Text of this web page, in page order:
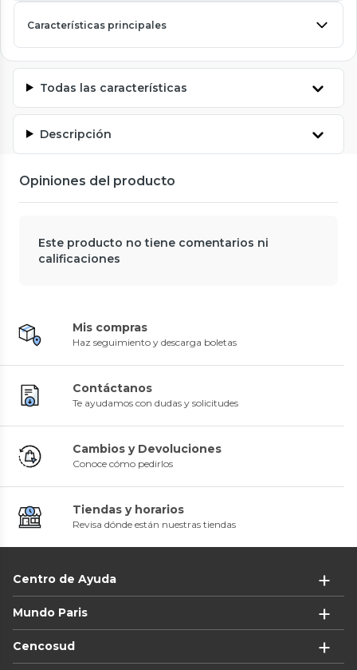
Características principales
Todas las características
Descripción
Opiniones del producto
Este producto no tiene comentarios ni
calificaciones
Mis compras
Haz seguimiento y descarga boletas
Contáctanos
Te ayudamos con dudas y solicitudes
Cambios y Devoluciones
Conoce cómo pedirlos
Tiendas y horarios
Revisa dónde están nuestras tiendas
Centro de Ayuda
Mundo Paris
Cencosud